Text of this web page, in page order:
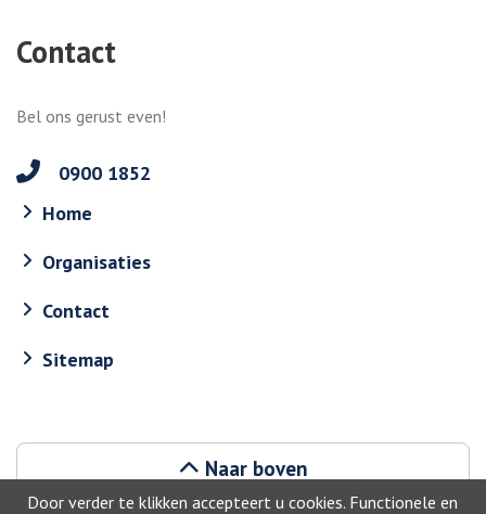
Door verder te klikken accepteert u cookies. Functionele en
Contact
Bel ons gerust even!
0900 1852
Home
Organisaties
Contact
Sitemap
Naar boven